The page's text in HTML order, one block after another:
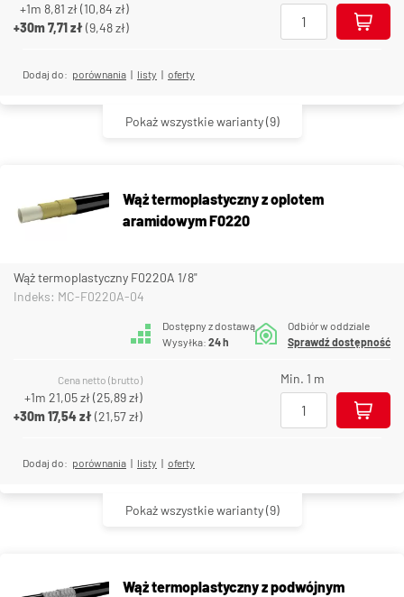
+1m 8,81 zł(10,84 zł)
+30m7,71 zł(9,48 zł)
Dodaj do: porównania | listy | oferty
Pokaż wszystkie warianty(9)
Wąż termoplastyczny z oplotem
aramidowym F0220
Wąż termoplastyczny F0220A 1/8"
Indeks: MC-F0220A-04
Dostępny z dostawą
Wysyłka: 24 h
Odbiór w oddziale
Sprawdź dostępność
Cena netto (brutto)
+1m 21,05 zł(25,89 zł)
+30m17,54 zł(21,57 zł)
Min. 1 m
Dodaj do: porównania | listy | oferty
Pokaż wszystkie warianty(9)
Wąż termoplastyczny z podwójnym